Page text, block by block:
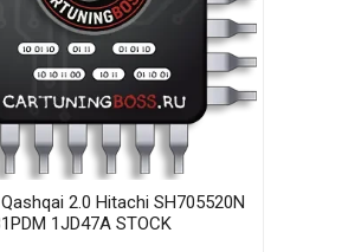
2.0 Hitachi SH705520N
1JD47A STOCK